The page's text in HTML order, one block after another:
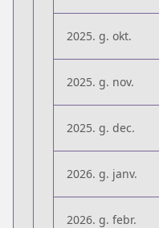
2025. g. okt.
2025. g. nov.
2025. g. dec.
2026. g. janv.
2026. g. febr.